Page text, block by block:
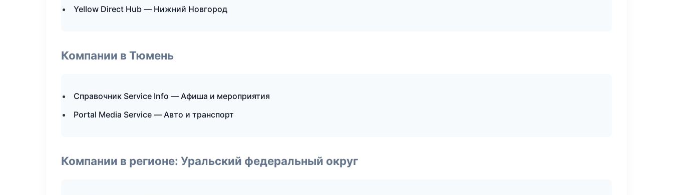
Yellow Direct Hub — Нижний Новгород
Компании в Тюмень
Справочник Service Info — Афиша и мероприятия
Portal Media Service — Авто и транспорт
Компании в регионе: Уральский федеральный округ